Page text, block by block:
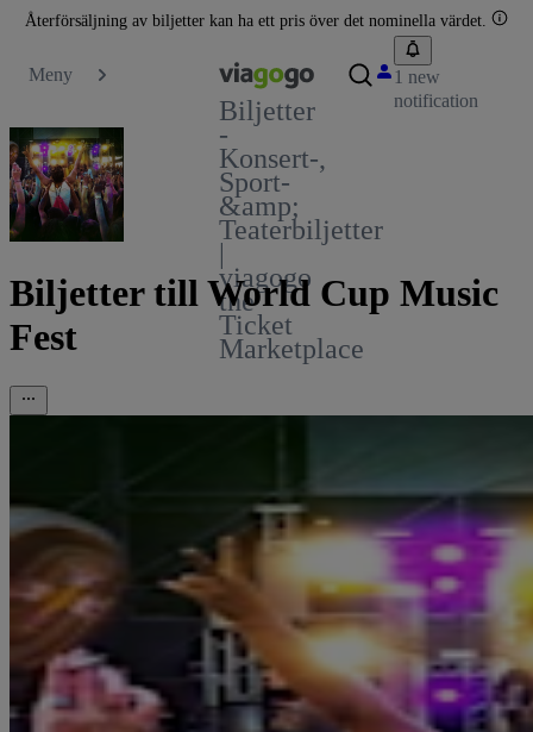
Återförsäljning av biljetter kan ha ett pris över det nominella värdet.
Meny
Biljetter
-
Konsert-,
Sport-
&amp;
Teaterbiljetter
|
viagogo
the
Ticket
Marketplace
1 new
notification
Biljetter till World Cup Music
Fest